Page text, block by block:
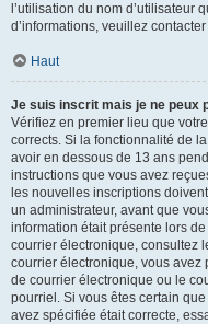
l’utilisation du nom d’utilisateur
d’informations, veuillez
Haut
Je suis inscrit mais je ne peux
Vérifiez en premier lieu que
corrects. Si la fonctionnalité de
avoir en dessous de 13 ans
instructions que vous avez
les nouvelles inscriptions
un administrateur, avant que
information était présente lors
courrier électronique, consultez
courrier électronique, vous avez
de courrier électronique ou le
pourriel. Si vous êtes certain
avez spécifiée était correcte,